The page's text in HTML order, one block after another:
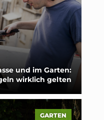
und im Garten:
wirklich gelten
GARTEN